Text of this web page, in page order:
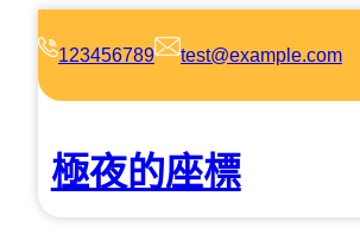
123456789 test@example.com
極夜的座標